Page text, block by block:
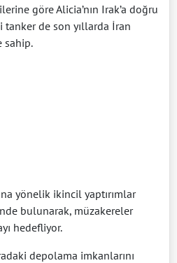
göre Alicia’nın Irak’a doğru
de son yıllarda İran
sahip.
yönelik ikincil yaptırımlar
bulunarak, müzakereler
hedefliyor.
depolama imkanlarını